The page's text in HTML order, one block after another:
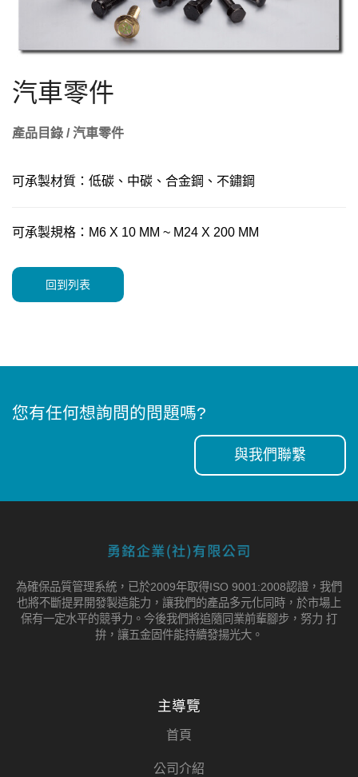
汽車零件
產品目錄 / 汽車零件
可承製材質：低碳、中碳、合金鋼、不鏽鋼
可承製規格：M6 X 10 MM ~ M24 X 200 MM
回到列表
您有任何想詢問的問題嗎?
與我們聯繫
為確保品質管理系統，已於2009年取得ISO 9001:2008認證，我們
也將不斷提昇開發製造能力，讓我們的產品多元化同時，於市場上
保有一定水平的競爭力。今後我們將追隨同業前輩腳步，努力 打
拚，讓五金固件能持續發揚光大。
主導覽
首頁
公司介紹